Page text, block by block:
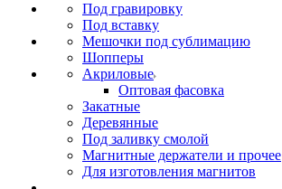
Под гравировку
Под вставку
Мешочки под сублимацию
Шопперы
Акриловые
Оптовая фасовка
Закатные
Деревянные
Под заливку смолой
Магнитные держатели и прочее
Для изготовления магнитов